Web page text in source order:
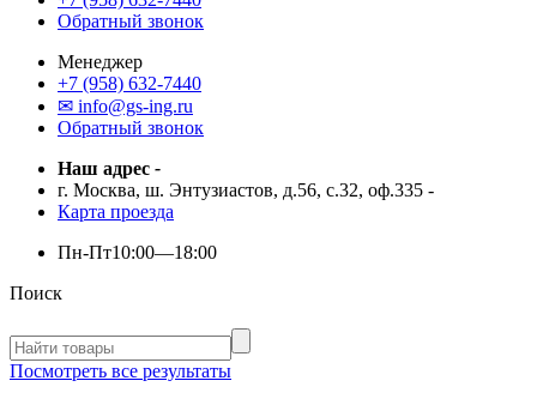
Обратный звонок
Менеджер
+7 (958) 632-7440
✉ info@gs-ing.ru
Обратный звонок
Наш адрес -
г. Москва, ш. Энтузиастов, д.56, с.32, оф.335 -
Карта проезда
Пн-Пт10:00—18:00
Поиск
Посмотреть все результаты